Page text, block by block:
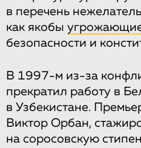
в перечень
как якобы
безопасности и
В 1997-м из-за
прекратил работу в
в Узбекистане.
Виктор Орбан,
на соросовскую